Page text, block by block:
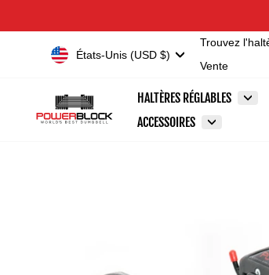
DeviseÉtats-Unis (USD $)
Trouvez
Vente
HALTÈRES RÉGLABLES
ACCESSOIRES